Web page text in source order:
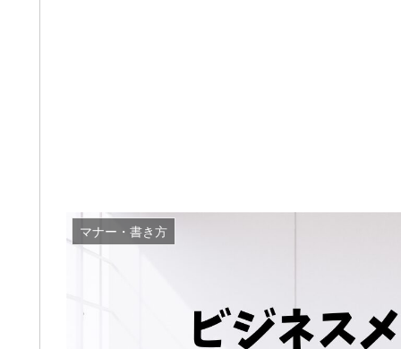
マナー・書き方